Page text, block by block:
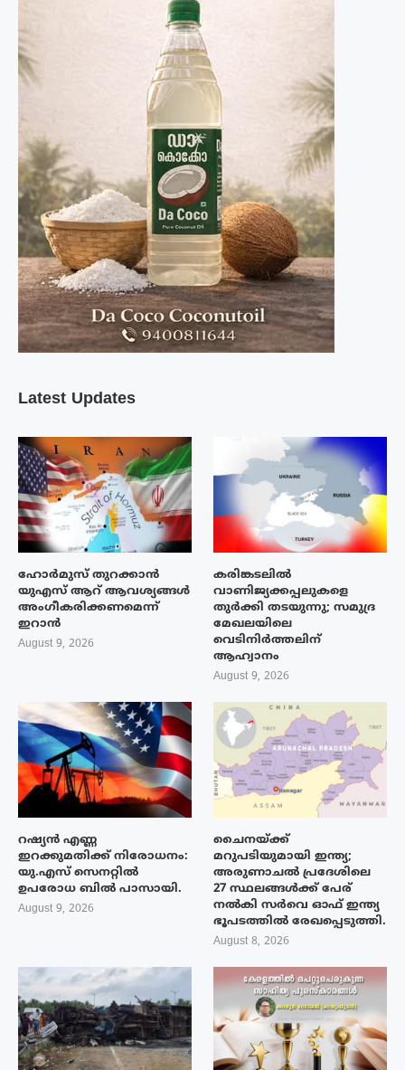
Latest Updates
ഹോർമുസ് തുറക്കാൻ
യുഎസ് ആറ് ആവശ്യങ്ങൾ
അംഗീകരിക്കണമെന്ന്
ഇറാൻ
August 9, 2026
കരിങ്കടലിൽ
വാണിജ്യക്കപ്പലുകളെ
തുർക്കി തടയുന്നു; സമുദ്ര
മേഖലയിലെ
വെടിനിർത്തലിന്
ആഹ്വാനം
August 9, 2026
റഷ്യൻ എണ്ണ
ഇറക്കുമതിക്ക് നിരോധനം:
യു.എസ് സെനറ്റിൽ
ഉപരോധ ബിൽ പാസായി.
August 9, 2026
ചൈനയ്ക്ക്
മറുപടിയുമായി ഇന്ത്യ;
അരുണാചൽ പ്രദേശിലെ
27 സ്ഥലങ്ങൾക്ക് പേര്
നൽകി സർവെ ഓഫ് ഇന്ത്യ
ഭൂപടത്തിൽ രേഖപ്പെടുത്തി.
August 8, 2026